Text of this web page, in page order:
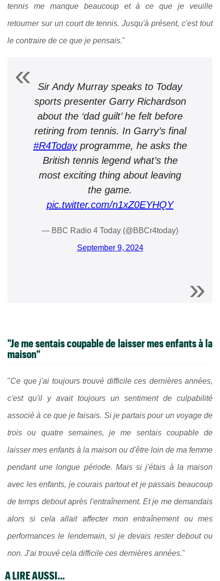
tennis me manque beaucoup et à ce que je veuille
retourner sur un court de tennis. Jusqu'à présent, c'est tout
le contraire de ce que je pensais."
Sir Andy Murray speaks to Today
sports presenter Garry Richardson
about the ‘dad guilt’ he felt before
retiring from tennis. In Garry’s final
#R4Todayprogramme, he asks the
British tennis legend what’s the
most exciting thing about leaving
the game.
pic.twitter.com/n1xZ0EYHQY
— BBC Radio 4 Today (@BBCr4today)
September 9, 2024
"Je me sentais coupable de laisser mes enfants à la
maison"
"Ce que j'ai toujours trouvé difficile ces dernières années,
c'est qu'il y avait toujours un sentiment de culpabilité
associé à ce que je faisais. Si je partais pour un voyage de
trois ou quatre semaines, je me sentais coupable de
laisser mes enfants à la maison ou d'être loin de ma femme
pendant une longue période. Mais si j'étais à la maison
avec les enfants, je courais partout et je passais beaucoup
de temps debout après l'entraînement. Et je me demandais
alors si cela allait affecter mon entraînement ou mes
performances le lendemain, si je devais rester debout ou
non. J'ai trouvé cela difficile ces dernières années."
A LIRE AUSSI...